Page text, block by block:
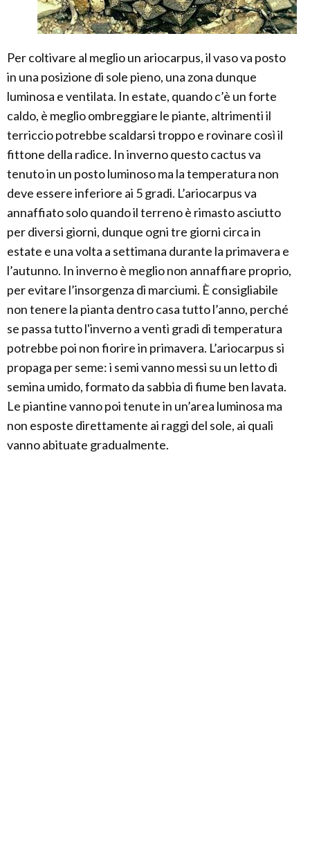
Per coltivare al meglio un ariocarpus, il vaso va posto
in una posizione di sole pieno, una zona dunque
luminosa e ventilata. In estate, quando c’è un forte
caldo, è meglio ombreggiare le piante, altrimenti il
terriccio potrebbe scaldarsi troppo e rovinare così il
fittone della radice. In inverno questo cactus va
tenuto in un posto luminoso ma la temperatura non
deve essere inferiore ai 5 gradi. L’ariocarpus va
annaffiato solo quando il terreno è rimasto asciutto
per diversi giorni, dunque ogni tre giorni circa in
estate e una volta a settimana durante la primavera e
l’autunno. In inverno è meglio non annaffiare proprio,
per evitare l’insorgenza di marciumi. È consigliabile
non tenere la pianta dentro casa tutto l’anno, perché
se passa tutto l'inverno a venti gradi di temperatura
potrebbe poi non fiorire in primavera. L’ariocarpus si
propaga per seme: i semi vanno messi su un letto di
semina umido, formato da sabbia di fiume ben lavata.
Le piantine vanno poi tenute in un’area luminosa ma
non esposte direttamente ai raggi del sole, ai quali
vanno abituate gradualmente.